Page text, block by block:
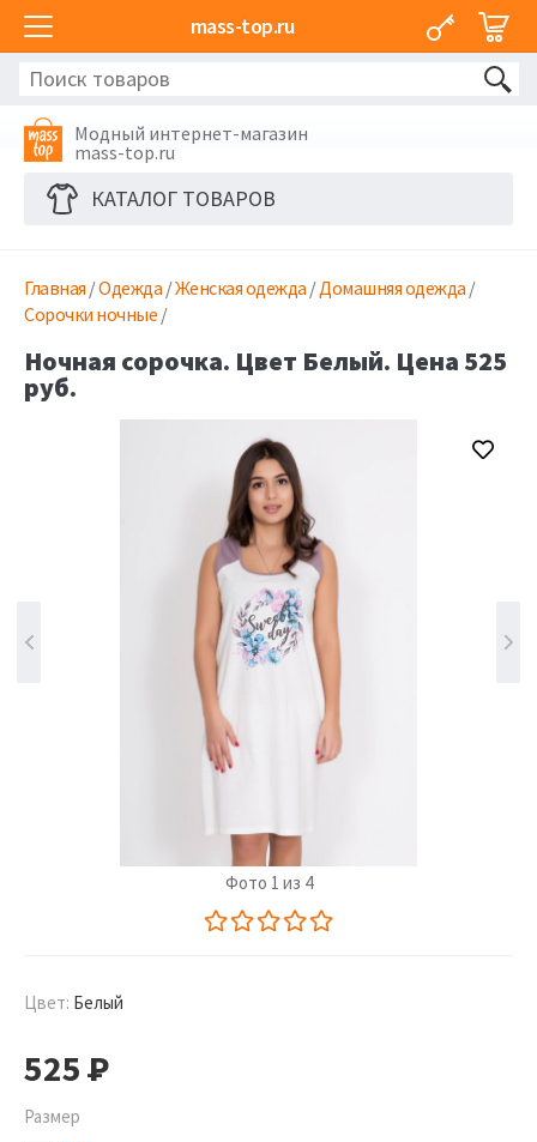
mass-top.ru
Модный интернет-магазин
mass-top.ru
КАТАЛОГ ТОВАРОВ
Главная /Одежда /Женская одежда /Домашняя одежда /
Сорочки ночные /
Ночная сорочка. Цвет Белый. Цена 525
руб.
Фото 1 из 4
Цвет: Белый
525Р
Размер